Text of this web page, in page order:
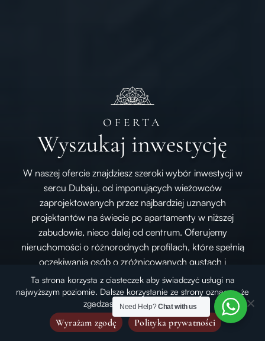
OFERTA
Wyszukaj inwestycję
W naszej ofercie znajdziesz szeroki wybór inwestycji w
sercu Dubaju, od imponujących wieżowców
zaprojektowanych przez najbardziej uznanych
projektantów na świecie po apartamenty w niższej
zabudowie, nieco dalej od centrum. Oferujemy
nieruchomości o różnorodnych profilach, które spełnią
oczekiwania osób o zróżnicowanych gustach i
preferencjach.
Need Help?Chat with us
Ta strona korzysta z ciasteczek aby świadczyć usługi na
najwyższym poziomie. Dalsze korzystanie ze strony oznacza, że
zgadzasz się na ich użycie.
Wyrażam zgodę Polityka prywatności